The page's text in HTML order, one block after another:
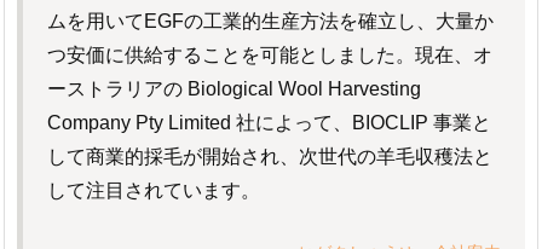
ムを用いてEGFの工業的生産方法を確立し、大量か
つ安価に供給することを可能としました。現在、オ
ーストラリアの Biological Wool Harvesting
Company Pty Limited 社によって、BIOCLIP 事業と
して商業的採毛が開始され、次世代の羊毛収穫法と
して注目されています。